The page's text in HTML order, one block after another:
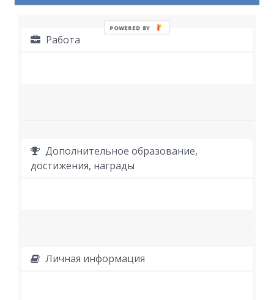
Работа
Дополнительное образование,
достижения, награды
Личная информация
POWERED BY